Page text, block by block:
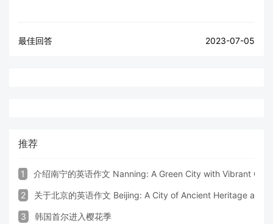
最佳回答 2023-07-05
推荐
1 介绍南宁的英语作文 Nanning: A Green City with Vibrant
2 关于北京的英语作文 Beijing: A City of Ancient Heritage and
3 韩国首尔进入樱花季